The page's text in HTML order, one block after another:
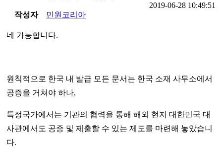
2019-06-28 10:49:51
작성자
민원코리아
네 가능합니다.
원칙적으로 한국 내 발급 모든 문서는 한국 소재 사무소에서
공증을 거쳐야 하나,
특정국가에서는 기관의 협력을 통해 해외 현지 대한민국 대
사관에서도 공증 및 제출할 수 있는 제도를 마련해 놓았습니
다.